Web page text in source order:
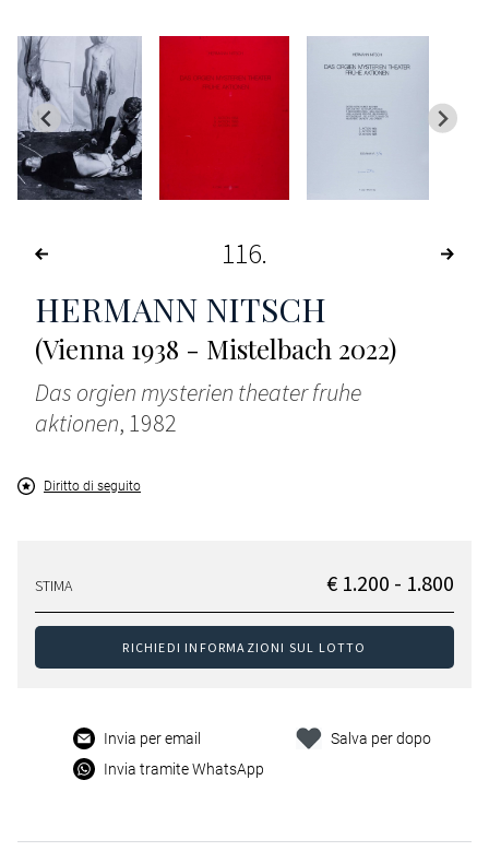
116
HERMANN NITSCH
(Vienna 1938 - Mistelbach 2022)
Das orgien mysterien theater fruhe
aktionen, 1982
Diritto di seguito
STIMA € 1.200 - 1.800
RICHIEDI INFORMAZIONI SUL LOTTO
Invia per email
Invia tramite WhatsApp
Salva per dopo